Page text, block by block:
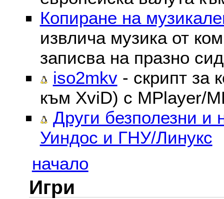
Копиране на
извлича музика от
записва на празно
iso2mkv- скрипт за
към XviD) с MPlayer/
Други безполезни и
Уиндос и ГНУ/Линукс
начало
Игри